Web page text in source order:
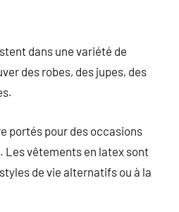
dans une variété de
des robes, des jupes, des
portés pour des occasions
Les vêtements en latex sont
de vie alternatifs ou à la